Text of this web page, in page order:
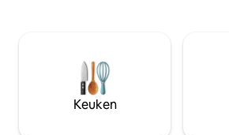
van de Tour de France te ontdekken, te
genieten van de wandelpaden voor een
picknick aan de oevers van de meren.
Keuken